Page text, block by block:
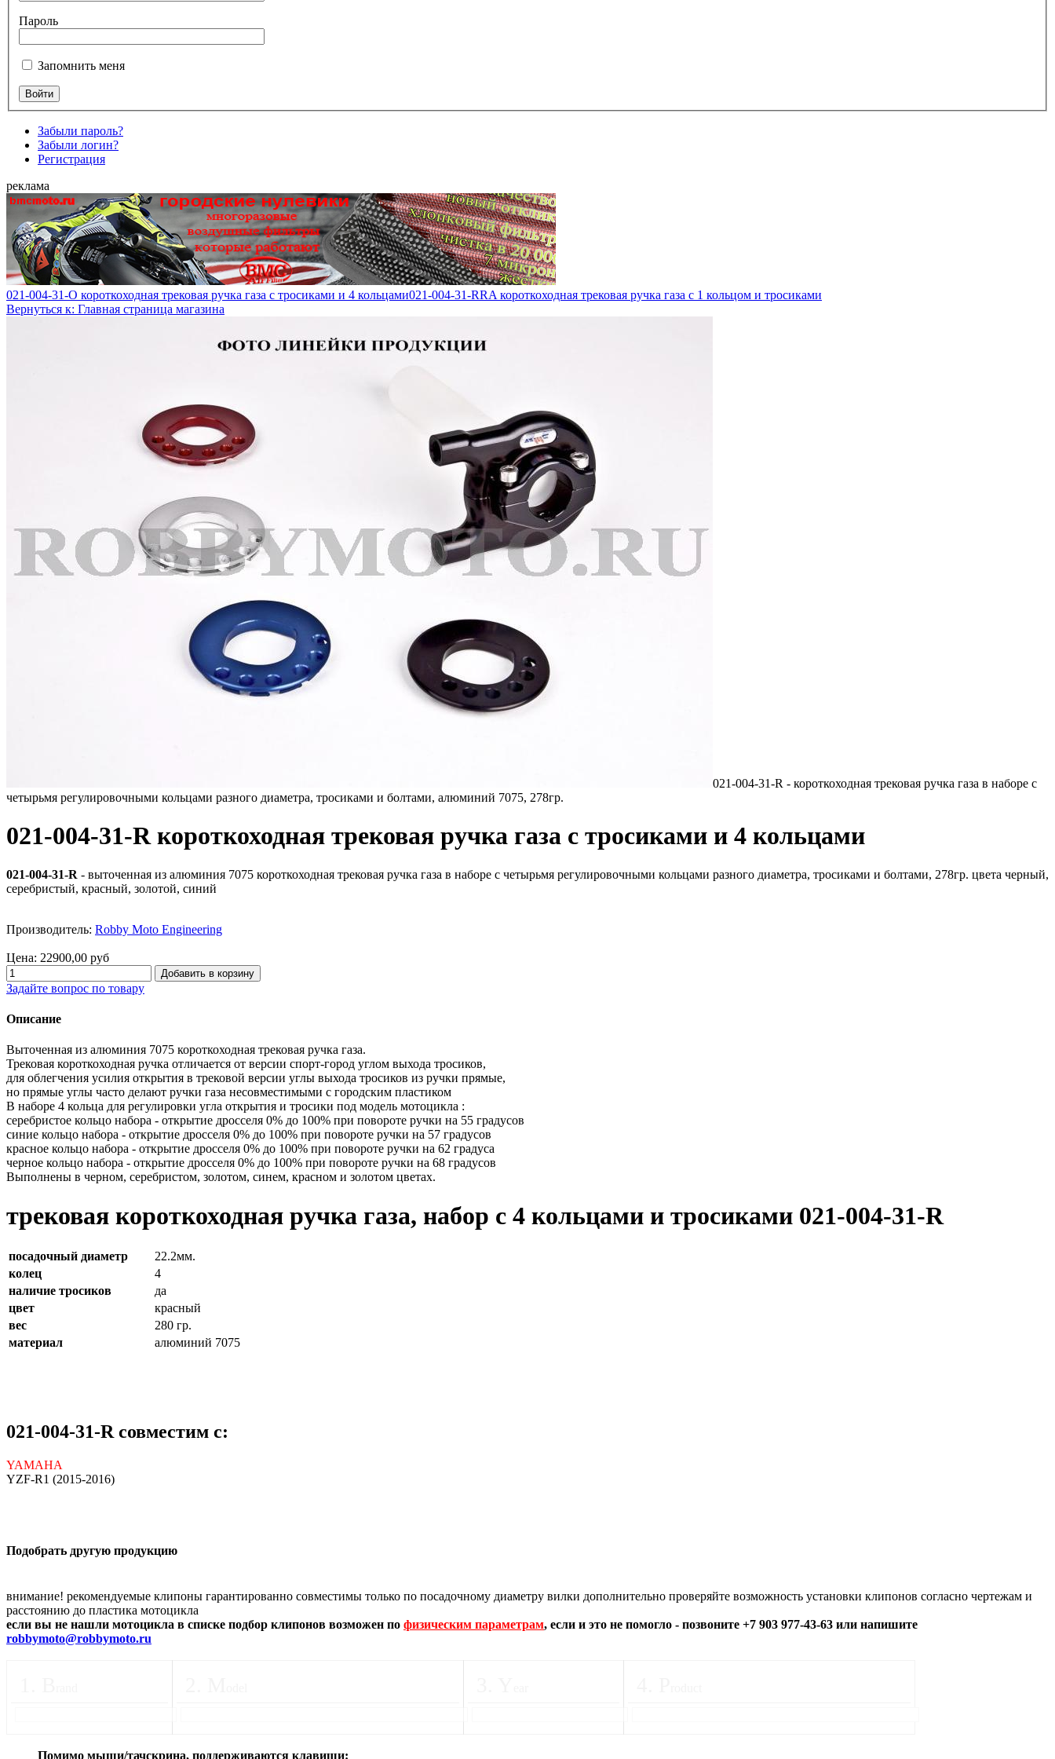
Пароль
Запомнить меня
Забыли пароль?
Забыли логин?
Регистрация
реклама
021-004-31-O короткоходная трековая ручка газа с тросиками и 4 кольцами021-004-31-RRA короткоходная трековая ручка газа с 1 кольцом и тросиками
Вернуться к: Главная страница магазина
021-004-31-R - короткоходная трековая ручка газа в наборе с
четырьмя регулировочными кольцами разного диаметра, тросиками и болтами, алюминий 7075, 278гр.
021-004-31-R короткоходная трековая ручка газа с тросиками и 4 кольцами
021-004-31-R - выточенная из алюминия 7075 короткоходная трековая ручка газа в наборе с четырьмя регулировочными кольцами разного диаметра, тросиками и болтами, 278гр. цвета черный,
серебристый, красный, золотой, синий
Производитель: Robby Moto Engineering
Цена: 22900,00 руб
Задайте вопрос по товару
Описание
Выточенная из алюминия 7075 короткоходная трековая ручка газа.
Трековая короткоходная ручка отличается от версии спорт-город углом выхода тросиков,
для облегчения усилия открытия в трековой версии углы выхода тросиков из ручки прямые,
но прямые углы часто делают ручки газа несовместимыми с городским пластиком
В наборе 4 кольца для регулировки угла открытия и тросики под модель мотоцикла :
серебристое кольцо набора - открытие дросселя 0% до 100% при повороте ручки на 55 градусов
синие кольцо набора - открытие дросселя 0% до 100% при повороте ручки на 57 градусов
красное кольцо набора - открытие дросселя 0% до 100% при повороте ручки на 62 градуса
черное кольцо набора - открытие дросселя 0% до 100% при повороте ручки на 68 градусов
Выполнены в черном, серебристом, золотом, синем, красном и золотом цветах.
трековая короткоходная ручка газа, набор с 4 кольцами и тросиками 021-004-31-R
посадочный диаметр
22.2мм.
колец
4
наличие тросиков
да
цвет
красный
вес
280 гр.
материал
алюминий 7075
021-004-31-R совместим с:
YAMAHA
YZF-R1 (2015-2016)
Подобрать другую продукцию
внимание! рекомендуемые клипоны гарантированно совместимы только по посадочному диаметру вилки дополнительно проверяйте возможность установки клипонов согласно чертежам и
расстоянию до пластика мотоцикла
если вы не нашли мотоцикла в списке подбор клипонов возможен по физическим параметрам, если и это не помогло - позвоните +7 903 977-43-63 или напишите
robbymoto@robbymoto.ru
Помимо мыши/тачскрина, поддерживаются клавиши: